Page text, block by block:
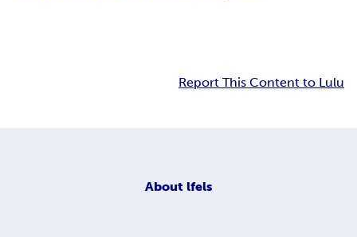
Report This Content to Lulu
About lfels